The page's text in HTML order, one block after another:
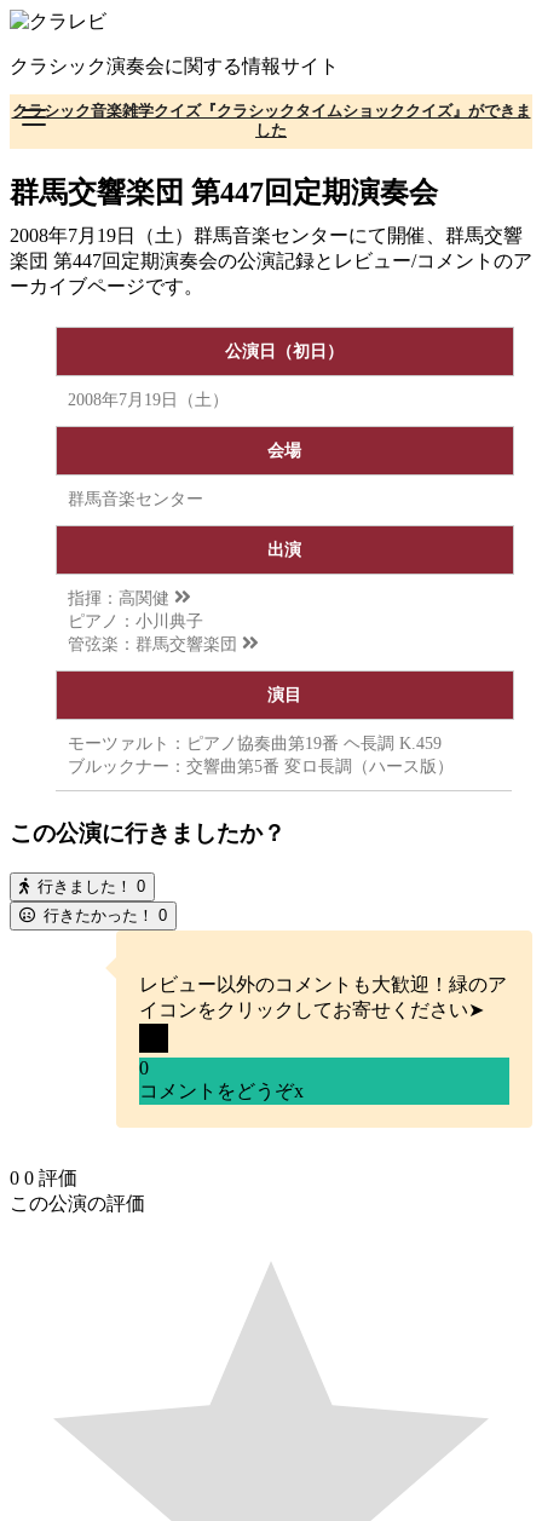
コ
テ
ン
ツ
へ
動
クラシック演奏会に関する情報サイト
クラシック音楽雑学クイズ『クラシックタイムショッククイズ』ができま
した
群馬交響楽団 第447回定期演奏会
2008年7月19日（土）群馬音楽センターにて開催、群馬交響
楽団 第447回定期演奏会の公演記録とレビュー/コメントのア
ーカイブページです。
公演日（初日）
2008年7月19日（土）
会場
群馬音楽センター
出演
指揮： 高関健
ピアノ：小川典子
管弦楽： 群馬交響楽団
演目
モーツァルト：ピアノ協奏曲第19番 ヘ長調 K.459
ブルックナー：交響曲第5番 変ロ長調（ハース版）
この公演に行きましたか？
行きました！ 0
行きたかった！ 0
レビュー以外のコメントも大歓迎！緑のア
イコンをクリックしてお寄せください➤
0
コメントをどうぞx
0 0 評価
この公演の評価